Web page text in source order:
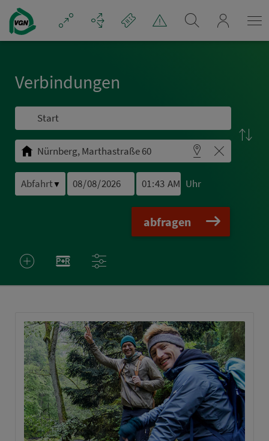
Navigation überspringen
Ver­bin­dungen
▼ Uhr
abfragen